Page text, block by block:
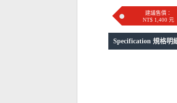
建議售價：
NT$ 1,400 元
Specification 規格明